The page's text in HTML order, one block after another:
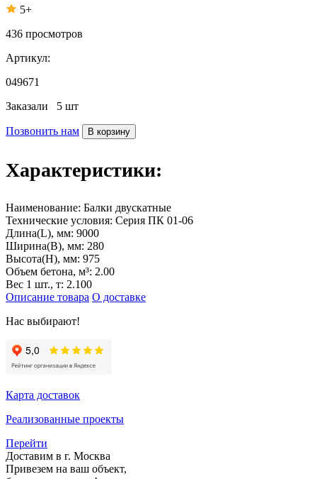
5+
436 просмотров
Артикул:
049671
Заказали 5 шт
Позвонить нам В корзину
Характеристики:
Наименование: Балки двускатные
Технические условия: Серия ПК 01-06
Длина(L), мм: 9000
Ширина(B), мм: 280
Высота(H), мм: 975
Объем бетона, м³: 2.00
Вес 1 шт., т: 2.100
Описание товара О доставке
Нас выбирают!
Карта доставок
Реализованные проекты
Перейти
Доставим в г. Москва
Привезем на ваш объект,